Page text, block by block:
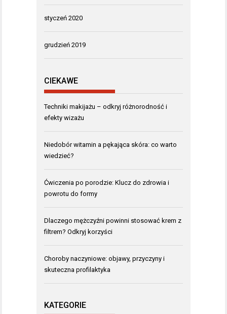
styczeń 2020
grudzień 2019
CIEKAWE
Techniki makijażu – odkryj różnorodność i
efekty wizażu
Niedobór witamin a pękająca skóra: co warto
wiedzieć?
Ćwiczenia po porodzie: Klucz do zdrowia i
powrotu do formy
Dlaczego mężczyźni powinni stosować krem z
filtrem? Odkryj korzyści
Choroby naczyniowe: objawy, przyczyny i
skuteczna profilaktyka
KATEGORIE